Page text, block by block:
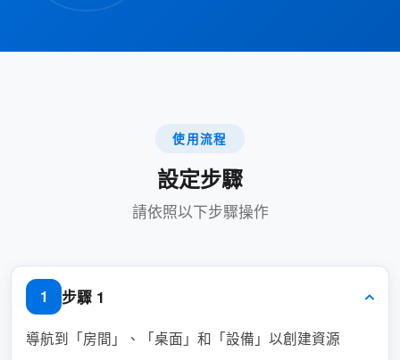
此功能非常適合管理共享資源（如會議室、辦公
防止重複預約或用戶訪問不可用的資源。
通過自動電子郵件通知讓使用者了解情況。
優點
使用流程
設定步驟
請依照以下步驟操作
1 步驟 1
導航到「房間」、「桌面」和「設備」以創建資源